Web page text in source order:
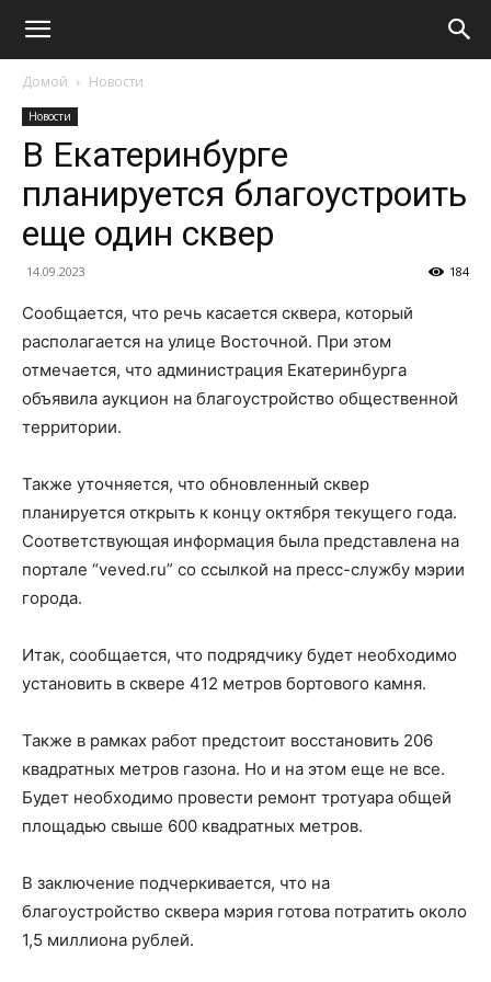
Домой Новости
Новости
В Екатеринбурге
планируется благоустроить
еще один сквер
14.09.2023 184
Сообщается, что речь касается сквера, который
располагается на улице Восточной. При этом
отмечается, что администрация Екатеринбурга
объявила аукцион на благоустройство общественной
территории.
Также уточняется, что обновленный сквер
планируется открыть к концу октября текущего года.
Соответствующая информация была представлена на
портале “veved.ru” со ссылкой на пресс-службу мэрии
города.
Итак, сообщается, что подрядчику будет необходимо
установить в сквере 412 метров бортового камня.
Также в рамках работ предстоит восстановить 206
квадратных метров газона. Но и на этом еще не все.
Будет необходимо провести ремонт тротуара общей
площадью свыше 600 квадратных метров.
В заключение подчеркивается, что на
благоустройство сквера мэрия готова потратить около
1,5 миллиона рублей.